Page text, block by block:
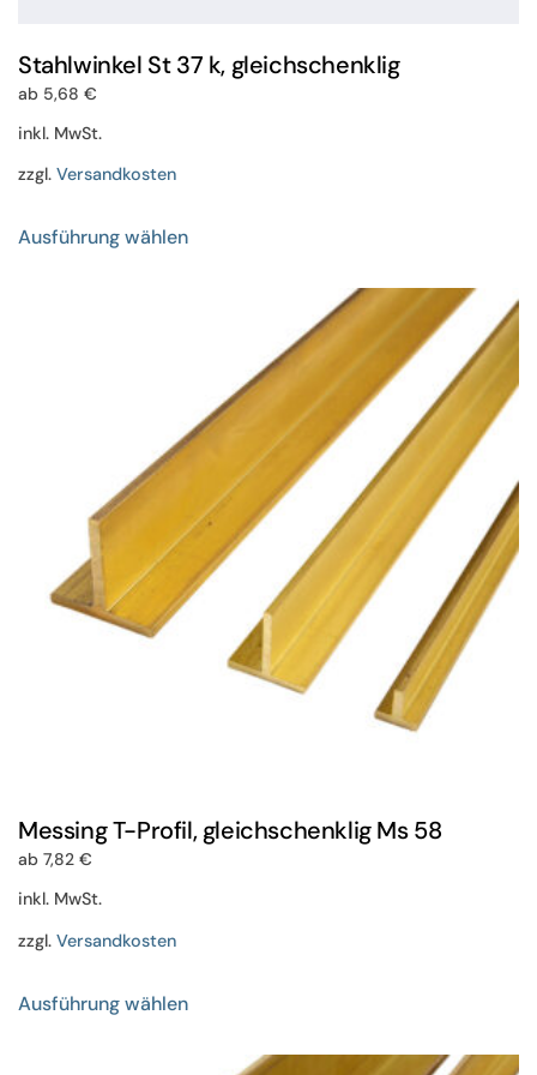
Stahlwinkel St 37 k, gleichschenklig
ab 5,68 €
inkl. MwSt.
zzgl. Versandkosten
Ausführung wählenProdukt
Optionen
können
der
Produktseite
gewählt
werden
Messing T-Profil, gleichschenklig Ms 58
ab 7,82 €
inkl. MwSt.
zzgl. Versandkosten
Ausführung wählenProdukt
mehrere